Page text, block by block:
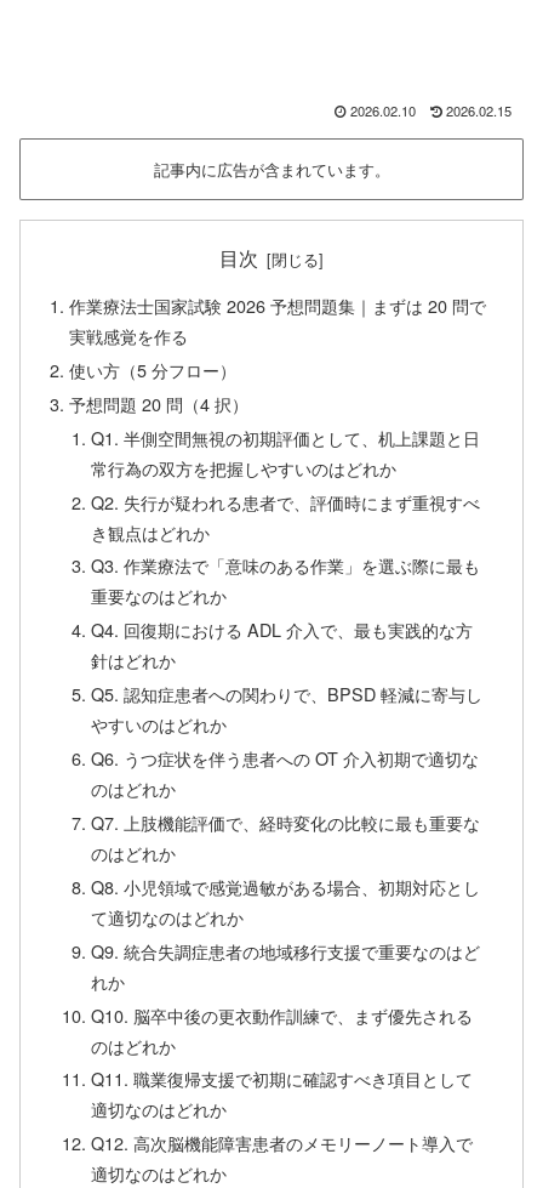
2026.02.10 2026.02.15
記事内に広告が含まれています。
目次
作業療法士国家試験 2026 予想問題集｜まずは 20 問で
実戦感覚を作る
使い方（5 分フロー）
予想問題 20 問（4 択）
Q1. 半側空間無視の初期評価として、机上課題と日
常行為の双方を把握しやすいのはどれか
Q2. 失行が疑われる患者で、評価時にまず重視すべ
き観点はどれか
Q3. 作業療法で「意味のある作業」を選ぶ際に最も
重要なのはどれか
Q4. 回復期における ADL 介入で、最も実践的な方
針はどれか
Q5. 認知症患者への関わりで、BPSD 軽減に寄与し
やすいのはどれか
Q6. うつ症状を伴う患者への OT 介入初期で適切な
のはどれか
Q7. 上肢機能評価で、経時変化の比較に最も重要な
のはどれか
Q8. 小児領域で感覚過敏がある場合、初期対応とし
て適切なのはどれか
Q9. 統合失調症患者の地域移行支援で重要なのはど
れか
Q10. 脳卒中後の更衣動作訓練で、まず優先される
のはどれか
Q11. 職業復帰支援で初期に確認すべき項目として
適切なのはどれか
Q12. 高次脳機能障害患者のメモリーノート導入で
適切なのはどれか